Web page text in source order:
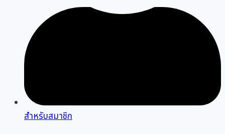
สำหรับสมาชิก